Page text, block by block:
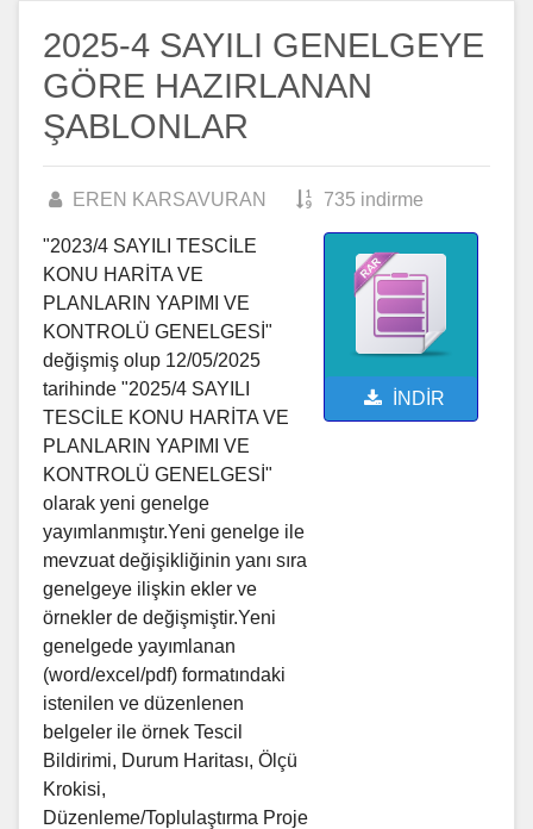
2025-4 SAYILI GENELGEYE
GÖRE HAZIRLANAN
ŞABLONLAR
EREN KARSAVURAN 735 indirme
İNDİR
"2023/4 SAYILI TESCİLE
KONU HARİTA VE
PLANLARIN YAPIMI VE
KONTROLÜ GENELGESİ"
değişmiş olup 12/05/2025
tarihinde "2025/4 SAYILI
TESCİLE KONU HARİTA VE
PLANLARIN YAPIMI VE
KONTROLÜ GENELGESİ"
olarak yeni genelge
yayımlanmıştır.Yeni genelge ile
mevzuat değişikliğinin yanı sıra
genelgeye ilişkin ekler ve
örnekler de değişmiştir.Yeni
genelgede yayımlanan
(word/excel/pdf) formatındaki
istenilen ve düzenlenen
belgeler ile örnek Tescil
Bildirimi, Durum Haritası, Ölçü
Krokisi,
Düzenleme/Toplulaştırma Proje